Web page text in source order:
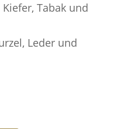
Tabak und
Leder und